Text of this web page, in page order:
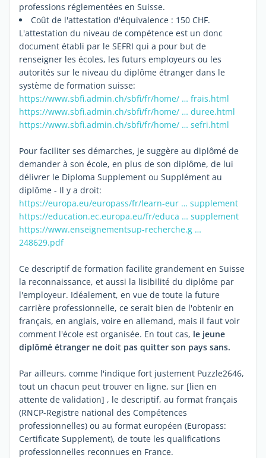
professions réglementées en Suisse.
Coût de l'attestation d'équivalence : 150 CHF.
L'attestation du niveau de compétence est un donc
document établi par le SEFRI qui a pour but de
renseigner les écoles, les futurs employeurs ou les
autorités sur le niveau du diplôme étranger dans le
système de formation suisse:
https://www.sbfi.admin.ch/sbfi/fr/home/ … frais.html
https://www.sbfi.admin.ch/sbfi/fr/home/ … duree.html
https://www.sbfi.admin.ch/sbfi/fr/home/ … sefri.html
Pour faciliter ses démarches, je suggère au diplômé de
demander à son école, en plus de son diplôme, de lui
délivrer le Diploma Supplement ou Supplément au
diplôme - Il y a droit:
https://europa.eu/europass/fr/learn-eur … supplement
https://education.ec.europa.eu/fr/educa … supplement
https://www.enseignementsup-recherche.g …
248629.pdf
Ce descriptif de formation facilite grandement en Suisse
la reconnaissance, et aussi la lisibilité du diplôme par
l'employeur. Idéalement, en vue de toute la future
carrière professionnelle, ce serait bien de l'obtenir en
français, en anglais, voire en allemand, mais il faut voir
comment l'école est organisée. En tout cas, le jeune
diplômé étranger ne doit pas quitter son pays sans.
Par ailleurs, comme l'indique fort justement Puzzle2646,
tout un chacun peut trouver en ligne, sur [lien en
attente de validation] , le descriptif, au format français
(RNCP-Registre national des Compétences
professionnelles) ou au format européen (Europass:
Certificate Supplement), de toute les qualifications
professionnelles reconnues en France.